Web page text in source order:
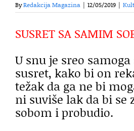
ByRedakcija Magazina 12/05/2019
SUSRET SA SAMIM
U snu je sreo samoga
susret, kako bi on
težak da ga ne bi
ni suviše lak da bi se
sobom i probudio.